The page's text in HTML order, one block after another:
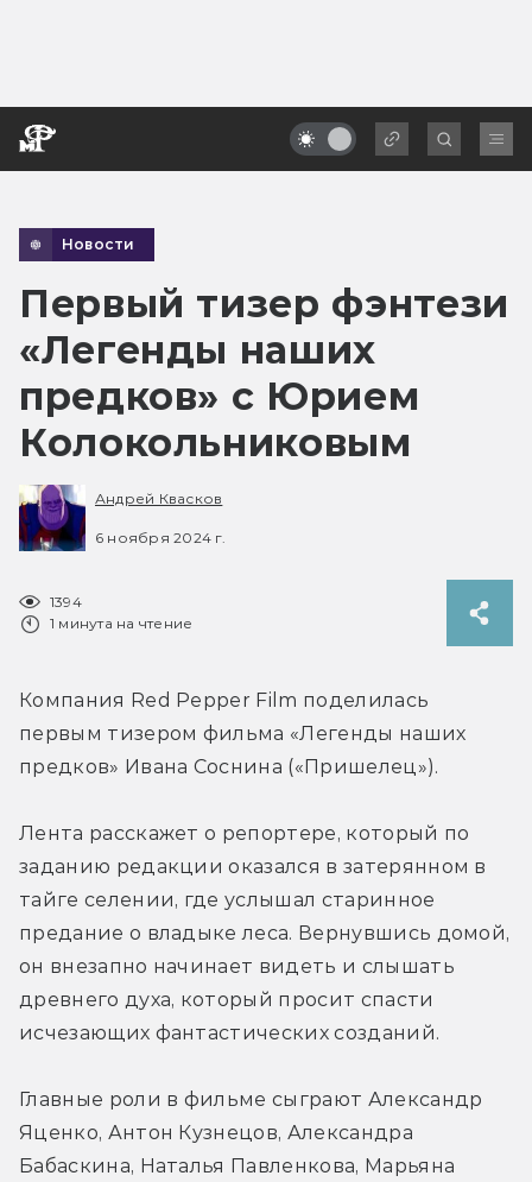
Новости
Первый тизер фэнтези
«Легенды наших
предков» с Юрием
Колокольниковым
Андрей Квасков
6 ноября 2024 г.
1394
1 минута на чтение
Компания Red Pepper Film поделилась
первым тизером фильма «Легенды наших
предков» Ивана Соснина («Пришелец»).
Лента расскажет о репортере, который по
заданию редакции оказался в затерянном в
тайге селении, где услышал старинное
предание о владыке леса. Вернувшись домой,
он внезапно начинает видеть и слышать
древнего духа, который просит спасти
исчезающих фантастических созданий.
Главные роли в фильме сыграют Александр
Яценко, Антон Кузнецов, Александра
Бабаскина, Наталья Павленкова, Марьяна